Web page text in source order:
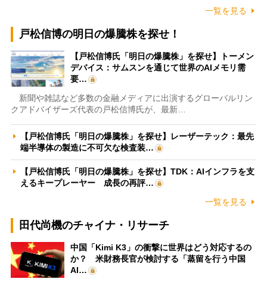
一覧を見る
戸松信博の明日の爆騰株を探せ！
【戸松信博氏「明日の爆騰株」を探せ】トーメン
デバイス：サムスンを通じて世界のAIメモリ需
要…
新聞や雑誌など多数の金融メディアに出演するグローバルリン
クアドバイザーズ代表の戸松信博氏が、最新…
【戸松信博氏「明日の爆騰株」を探せ】レーザーテック：最先
端半導体の製造に不可欠な検査装…
【戸松信博氏「明日の爆騰株」を探せ】TDK：AIインフラを支
えるキープレーヤー 成長の再評…
一覧を見る
田代尚機のチャイナ・リサーチ
中国「Kimi K3」の衝撃に世界はどう対応するの
か？ 米財務長官が検討する「蒸留を行う中国
AI…